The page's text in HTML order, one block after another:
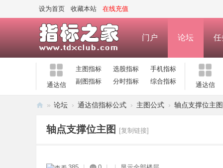
设为首页 收藏本站 在线充值
门户 论坛 任
通达信
主图指标 选股指标
手机指标
副图指标
分时指标 综合指标 通达信
» 论坛 › 通达信指标公式 › 主图公式 › 轴点支撑位主图
轴点支撑位主图 [复制链接]